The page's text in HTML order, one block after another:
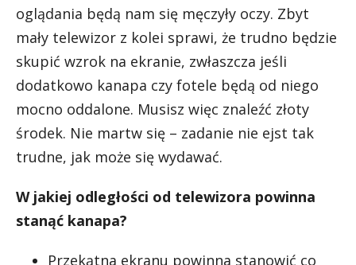
oglądania będą nam się męczyły oczy. Zbyt
mały telewizor z kolei sprawi, że trudno będzie
skupić wzrok na ekranie, zwłaszcza jeśli
dodatkowo kanapa czy fotele będą od niego
mocno oddalone. Musisz więc znaleźć złoty
środek. Nie martw się – zadanie nie ejst tak
trudne, jak może się wydawać.
W jakiej odległości od telewizora powinna
stanąć kanapa?
Przekątna ekranu powinna stanowić co